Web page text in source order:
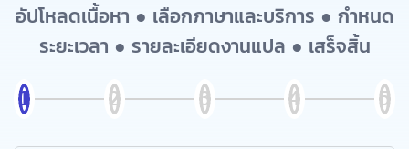
อัปโหลดเนื้อหา ● เลือกภาษาและบริการ ● กำหนด
ระยะเวลา ● รายละเอียดงานแปล ● เสร็จสิ้น